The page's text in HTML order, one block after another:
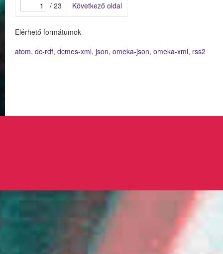
/ 23 Következő oldal
Elérhető formátumok
atom, dc-rdf, dcmes-xml, json, omeka-json, omeka-xml, rss2